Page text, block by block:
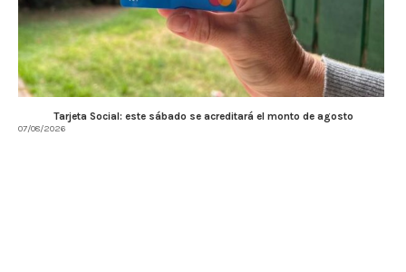
Tarjeta Social: este sábado se acreditará el monto de agosto
07/08/2026